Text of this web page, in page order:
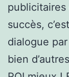
succès,
dialogue
bien